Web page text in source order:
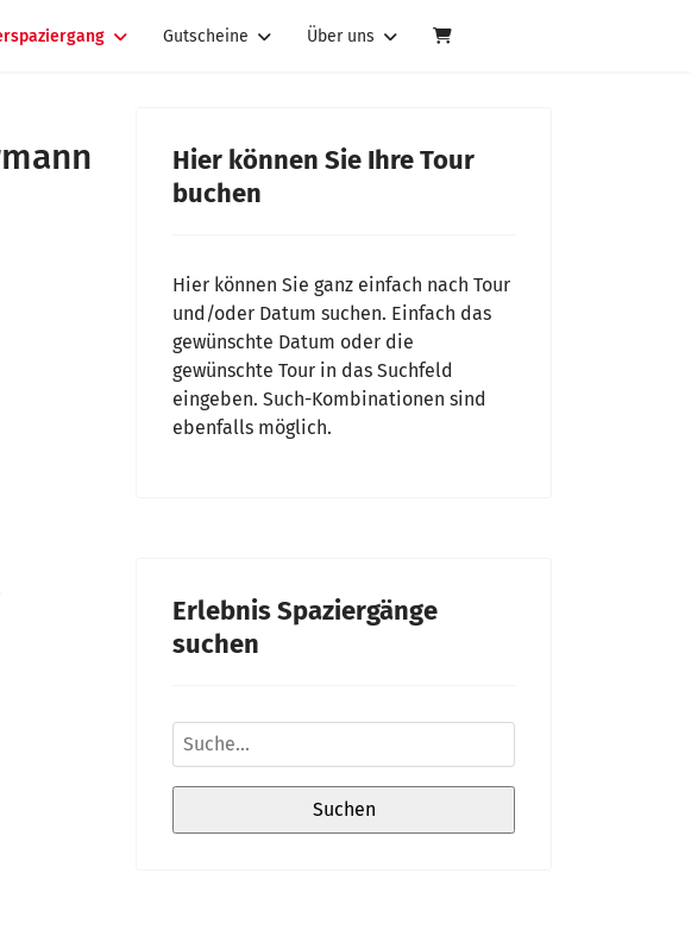
Gutscheine Über uns
Hier können Sie Ihre Tour
buchen
Hier können Sie ganz einfach nach Tour
und/oder Datum suchen. Einfach das
gewünschte Datum oder die
gewünschte Tour in das Suchfeld
eingeben. Such-Kombinationen sind
ebenfalls möglich.
Erlebnis Spaziergänge
suchen